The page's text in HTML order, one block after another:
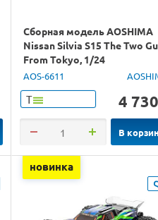
Сборная модель AOSHIMA
Nissan Silvia S15 The Two
From Tokyo, 1/24
AOS-6611
Т 4 730
В
новинка